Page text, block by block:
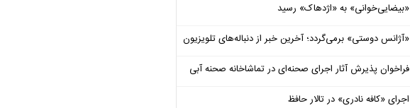
«بیضایی‌خوانی» به «اژدهاک» رسید
«آژانس دوستی» برمی‌گردد؛ آخرین خبر از دنباله‌های تلویزیون
فراخوان پذیرش آثار اجرای صحنه‌ای در تماشاخانه صحنه آبی
اجرای «کافه نادری» در تالار حافظ